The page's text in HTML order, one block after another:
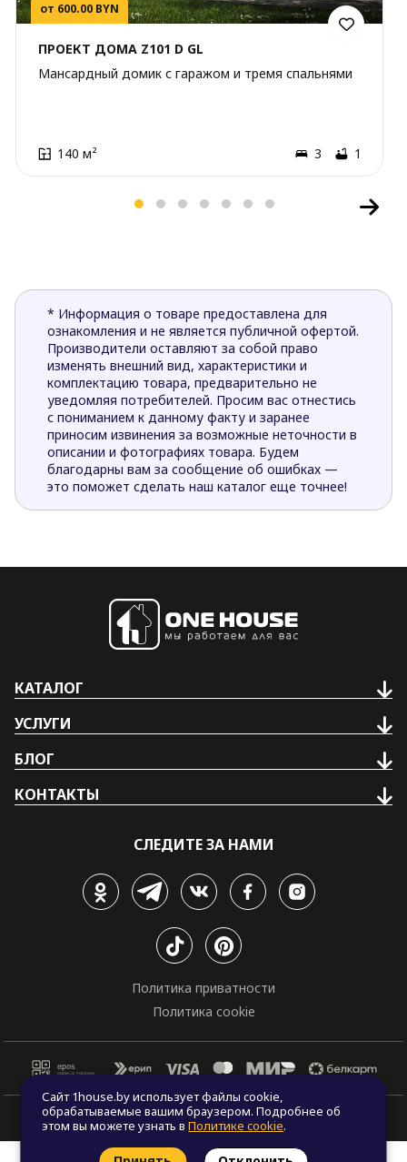
от 600.00 BYN
ПРОЕКТ ДОМА Z101 D GL
Мансардный домик с гаражом и тремя спальнями
140 м² 3 1
* Информация о товаре предоставлена для
ознакомления и не является публичной офертой.
Производители оставляют за собой право
изменять внешний вид, характеристики и
комплектацию товара, предварительно не
уведомляя потребителей. Просим вас отнестись
с пониманием к данному факту и заранее
приносим извинения за возможные неточности в
описании и фотографиях товара. Будем
благодарны вам за сообщение об ошибках —
это поможет сделать наш каталог еще точнее!
КАТАЛОГ
УСЛУГИ
БЛОГ
КОНТАКТЫ
СЛЕДИТЕ ЗА НАМИ
Политика приватности
Политика cookie
© Все права защищены. "One house", 2011 - 2026
Сайт 1house.by использует файлы cookie,
обрабатываемые вашим браузером. Подробнее об
этом вы можете узнать вПолитике cookie.